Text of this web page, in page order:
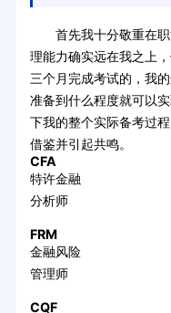
首先我十分敬重在职
理能力确实远在我之上
三个月完成考试的，我
准备到什么程度就可以
下我的整个实际备考过
借鉴并引起共鸣。
CFA
特许金融
分析师
FRM
金融风险
管理师
CQF